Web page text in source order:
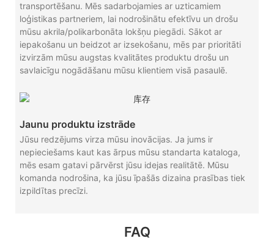
transportēšanu. Mēs sadarbojamies ar uzticamiem
loģistikas partneriem, lai nodrošinātu efektīvu un drošu
mūsu akrila/polikarbonāta lokšņu piegādi. Sākot ar
iepakošanu un beidzot ar izsekošanu, mēs par prioritāti
izvirzām mūsu augstas kvalitātes produktu drošu un
savlaicīgu nogādāšanu mūsu klientiem visā pasaulē.
Jaunu produktu izstrāde
Jūsu redzējums virza mūsu inovācijas. Ja jums ir
nepieciešams kaut kas ārpus mūsu standarta kataloga,
mēs esam gatavi pārvērst jūsu idejas realitātē. Mūsu
komanda nodrošina, ka jūsu īpašās dizaina prasības tiek
izpildītas precīzi.
FAQ